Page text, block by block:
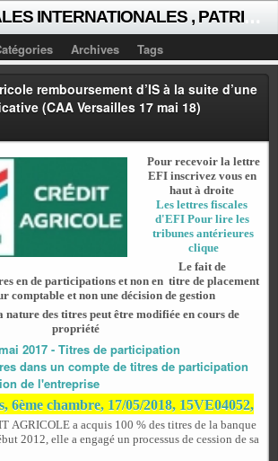
Archives Tags
remboursement d’IS à la suite d’une
(CAA Versailles 17 mai 18)
Pour recevoir la lettre
EFI inscrivez vous en
haut à droite
Les lettres fiscales
d'EFI Pour lire les
tribunes antérieures
clique
Le fait de
en de participations et non en titre de placement
comptable et non une décision de gestion
des titres peut être modifiée en cours de
propriété
2017 - Titres de participation
dans un compte de titres de participation
de l'entreprise
6ème chambre, 17/05/2018, 15VE04052,
AGRICOLE a acquis 100 % des titres de la banque
2012, elle a engagé un processus de cession de sa